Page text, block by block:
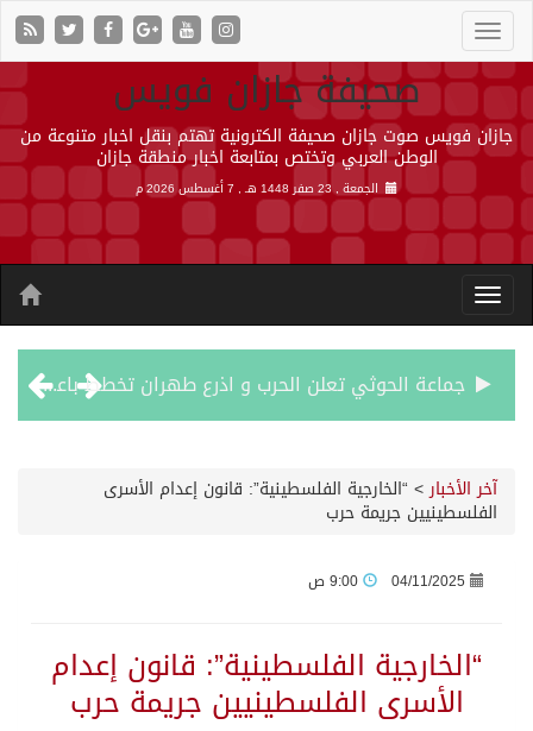
صحيفة جازان فويس
جازان فويس صوت جازان صحيفة الكترونية تهتم بنقل اخبار متنوعة من
الوطن العربي وتختص بمتابعة اخبار منطقة جازان
الجمعة , 23 صفر 1448 هـ , 7 أغسطس 2026 م
جماعة الحوثي تعلن الحرب و اذرع طهران تخطط باعمال ارهابية واسعة تطال دول الشرق الاوسط
آخر الأخبار> “الخارجية الفلسطينية”: قانون إعدام الأسرى
الفلسطينيين جريمة حرب
04/11/2025
“الخارجية الفلسطينية”: قانون إعدام
الأسرى الفلسطينيين جريمة حرب